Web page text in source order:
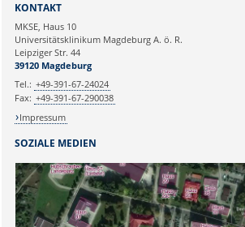
Ihre E-Mailadresse:
Ihr Anliegen:
SOZIALE MEDIEN
KONTAKT
MKSE, Haus 10
Universitätsklinikum Magdeburg A. ö. R.
Leipziger Str. 44
39120 Magdeburg
Tel.: +49-391-67-24024
Fax: +49-391-67-290038
Impressum